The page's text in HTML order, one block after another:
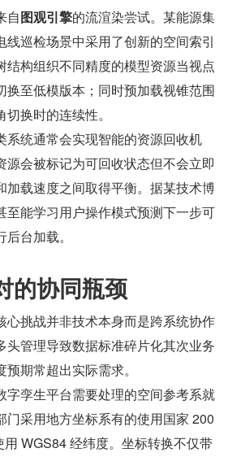
自图观引擎的流渲染尝试。某能源集
线巡检场景中采用了创新的空间索引
结构组织不同精度的模型资源当视点
换至低模版本；同时预加载视锥范围
换时的连续性。
系统通常会实现智能的资源回收机
源会被标记为可回收状态但不会立即
加载速度之间取得平衡。据某技术博
至能学习用户操作模式预测下一步可
台加载。
的协同瓶颈
心挑战并非技术本身而是跨系统协作
头管理导致数据标准碎片化其次业务
期常超出实际需求。
字孪生平台需要处理的空间参考系就
门采用地方坐标系有的使用国家 200
WGS84 经纬度。坐标转换不仅带